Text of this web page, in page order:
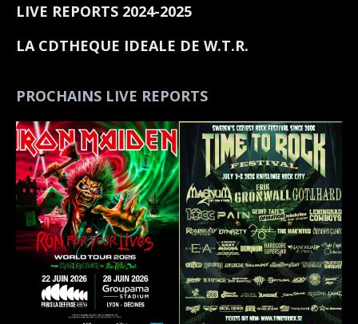
LIVE REPORTS 2024-2025
LA CDTHEQUE IDEALE DE W.T.R.
PROCHAINS LIVE REPORTS